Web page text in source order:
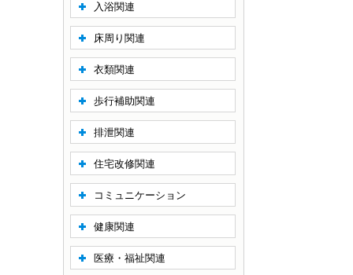
入浴関連
床周り関連
衣類関連
歩行補助関連
排泄関連
住宅改修関連
コミュニケーション
健康関連
医療・福祉関連